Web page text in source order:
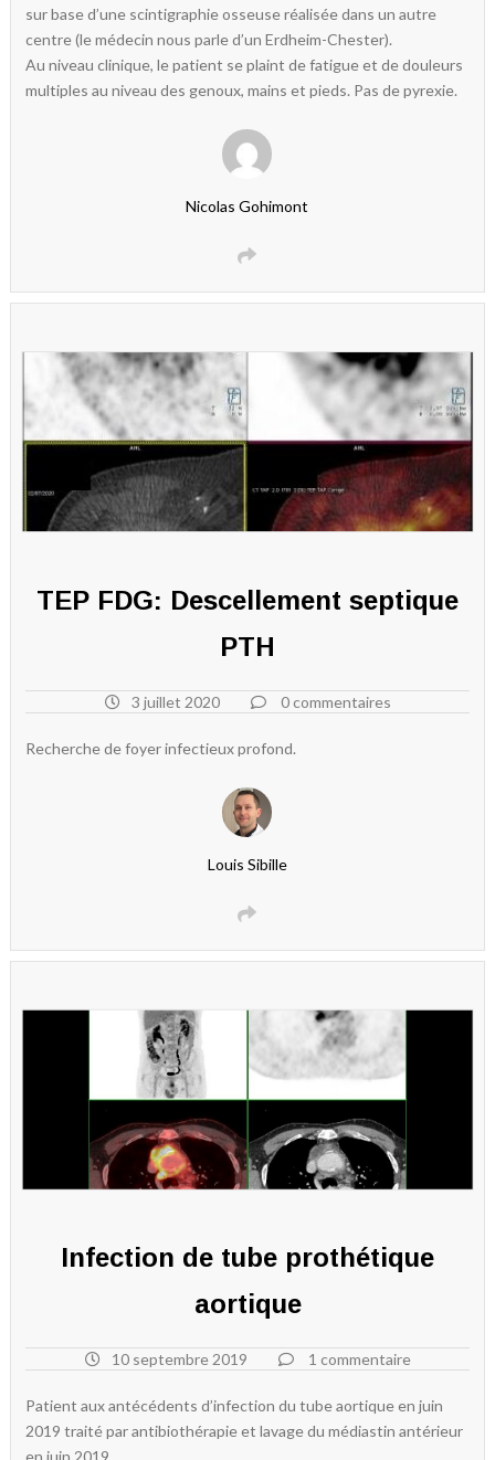
sur base d’une scintigraphie osseuse réalisée dans un autre
centre (le médecin nous parle d’un Erdheim-Chester).
Au niveau clinique, le patient se plaint de fatigue et de douleurs
multiples au niveau des genoux, mains et pieds. Pas de pyrexie.
Nicolas Gohimont
TEP FDG: Descellement septique
PTH
3 juillet 2020 0 commentaires
Recherche de foyer infectieux profond.
Louis Sibille
Infection de tube prothétique
aortique
10 septembre 2019 1 commentaire
Patient aux antécédents d’infection du tube aortique en juin
2019 traité par antibiothérapie et lavage du médiastin antérieur